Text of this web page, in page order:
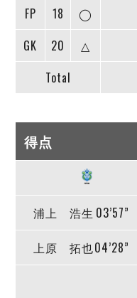
FP
18 ◯
GK
20 △
Total
得点
浦上 浩生 03’57”
上原 拓也04’28”